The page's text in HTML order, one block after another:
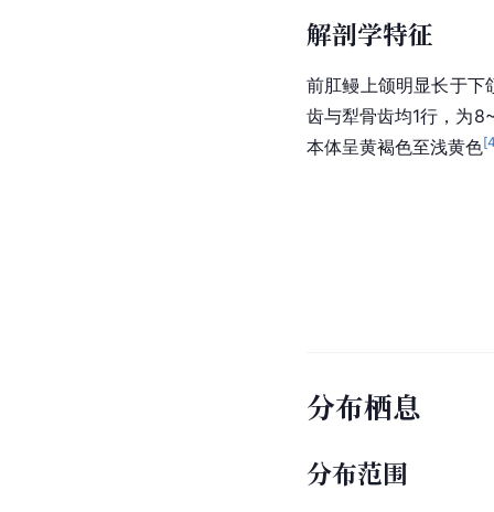
解剖学特征
前肛鳗上颌明显长于下
齿与犁骨齿均1行，为
本体呈黄褐色至浅黄色[
分布栖息
分布范围